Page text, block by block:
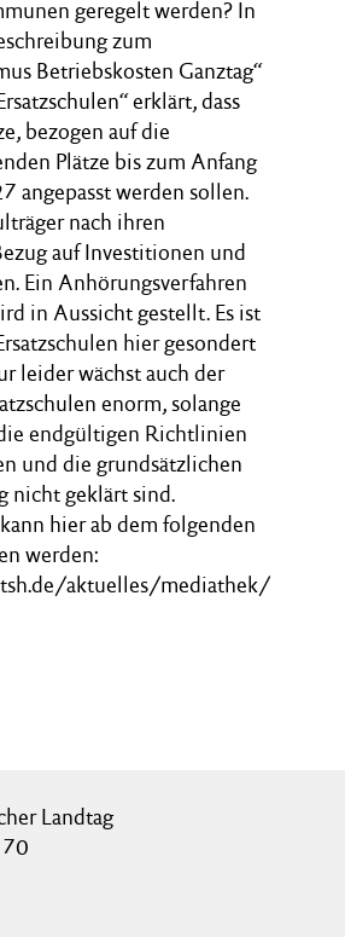
geregelt werden? In
zum
Betriebskosten Ganztag“
erklärt, dass
bezogen auf die
Plätze bis zum Anfang
angepasst werden sollen.
nach ihren
auf Investitionen und
Ein Anhörungsverfahren
in Aussicht gestellt. Es ist
hier gesondert
leider wächst auch der
enorm, solange
endgültigen Richtlinien
und die grundsätzlichen
nicht geklärt sind.
hier ab dem folgenden
werden:
aktuelles/mediathek/
Landtag
70